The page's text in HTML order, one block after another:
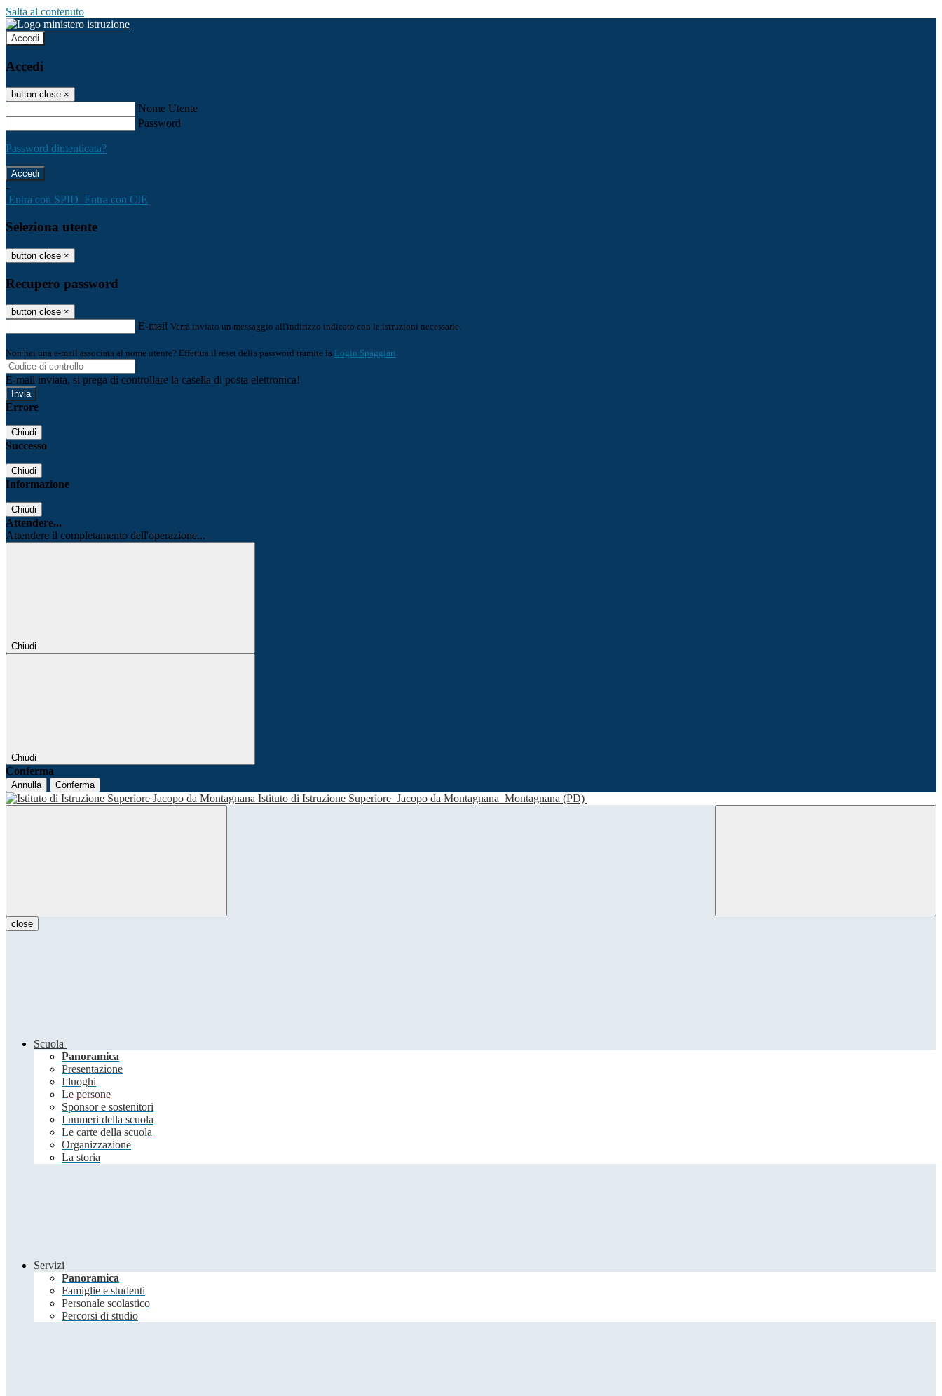
Salta al contenuto
Accedi
Accedi
button close ×
Nome Utente
Password
Password dimenticata?
-
Entra con SPID Entra con CIE
Seleziona utente
button close ×
Recupero password
button close ×
E-mail Verrà inviato un messaggio all'indirizzo indicato con le istruzioni necessarie.
Non hai una e-mail associata al nome utente? Effettua il reset della password tramite la Login Spaggiari
E-mail inviata, si prega di controllare la casella di posta elettronica!
Errore
Chiudi
Successo
Chiudi
Informazione
Chiudi
Attendere...
Attendere il completamento dell'operazione...
Chiudi
Chiudi
Conferma
Annulla Conferma
Istituto di Istruzione Superiore Jacopo da Montagnana Montagnana (PD)
close
Scuola
Panoramica
Presentazione
I luoghi
Le persone
Sponsor e sostenitori
I numeri della scuola
Le carte della scuola
Organizzazione
La storia
Servizi
Panoramica
Famiglie e studenti
Personale scolastico
Percorsi di studio